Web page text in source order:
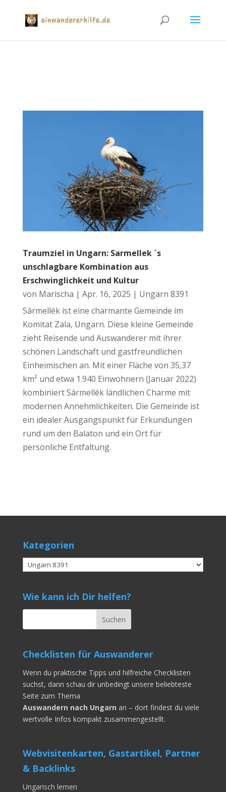
Traumziel in Ungarn: Sarmellek `s
unschlagbare Kombination aus
Erschwinglichkeit und Kultur
von Marischa | Apr. 16, 2025 | Ungarn 8391
Sármellék ist eine charmante Gemeinde im
Komitat Zala, Ungarn. Diese kleine Gemeinde
zieht Reisende und Auswanderer mit ihrer
schönen Landschaft und gastfreundlichen
Einheimischen an. Mit einer Fläche von 35,37
km² und etwa 1.940 Einwohnern (Januar 2022)
kombiniert Sármellék ländlichen Charme mit
modernen Annehmlichkeiten. Die Gemeinde ist
ein idealer Ausgangspunkt für Erkundungen
rund um den Balaton und ein Ort für
persönliche Entfaltung.
Kategorien
Kategorien
Wie kann ich Dir helfen?
Checklisten für Auswanderer
Wenn du praktische Tipps und hilfreiche Checklisten
suchst, dann schau dir unbedingt unsere beliebteste
Seite zum Thema
Auswandern nach Ungarn an – dort findest du viele
wertvolle Infos kompakt zusammengestellt.
Webvisitenkarten, Gastartikel, Partner
& Backlinks
Ungarisch lernen